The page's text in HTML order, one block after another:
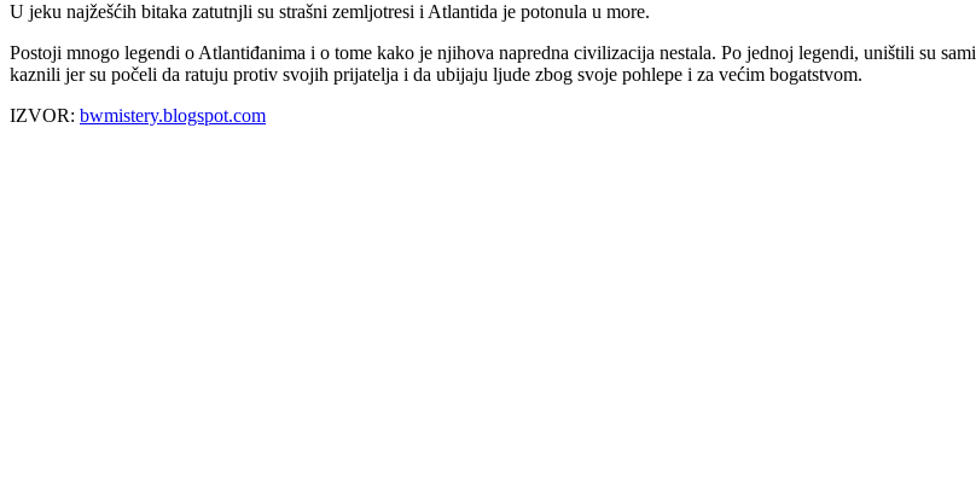
U jeku najžešćih bitaka zatutnjli su strašni zemljotresi i Atlantida je potonula u more.
Postoji mnogo legendi o Atlantiđanima i o tome kako je njihova napredna civilizacija nestala. Po jednoj legendi, uništili su
kaznili jer su počeli da ratuju protiv svojih prijatelja i da ubijaju ljude zbog svoje pohlepe i za većim bogatstvom.
IZVOR: bwmistery.blogspot.com